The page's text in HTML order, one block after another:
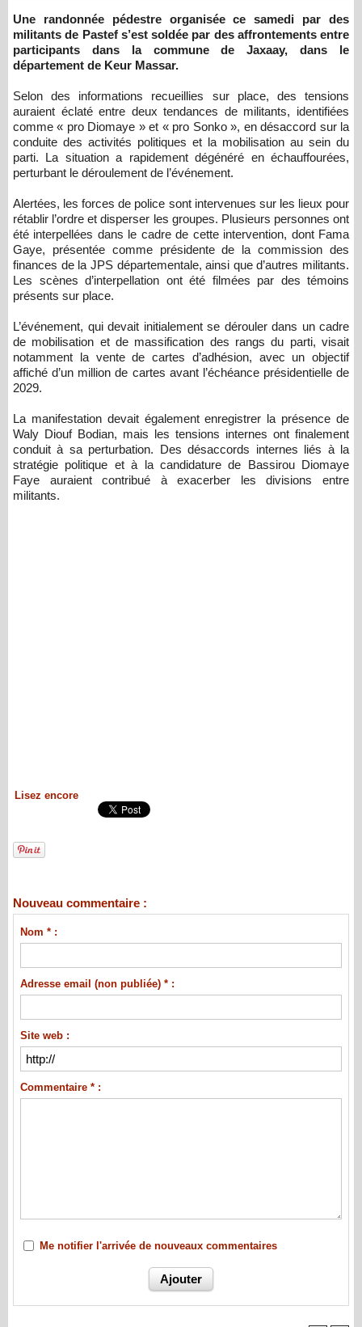
Une randonnée pédestre organisée ce samedi par des
militants de Pastef s’est soldée par des affrontements entre
participants dans la commune de Jaxaay, dans le
département de Keur Massar.
Selon des informations recueillies sur place, des tensions
auraient éclaté entre deux tendances de militants, identifiées
comme « pro Diomaye » et « pro Sonko », en désaccord sur la
conduite des activités politiques et la mobilisation au sein du
parti. La situation a rapidement dégénéré en échauffourées,
perturbant le déroulement de l’événement.
Alertées, les forces de police sont intervenues sur les lieux pour
rétablir l’ordre et disperser les groupes. Plusieurs personnes ont
été interpellées dans le cadre de cette intervention, dont Fama
Gaye, présentée comme présidente de la commission des
finances de la JPS départementale, ainsi que d’autres militants.
Les scènes d’interpellation ont été filmées par des témoins
présents sur place.
L’événement, qui devait initialement se dérouler dans un cadre
de mobilisation et de massification des rangs du parti, visait
notamment la vente de cartes d’adhésion, avec un objectif
affiché d’un million de cartes avant l’échéance présidentielle de
2029.
La manifestation devait également enregistrer la présence de
Waly Diouf Bodian, mais les tensions internes ont finalement
conduit à sa perturbation. Des désaccords internes liés à la
stratégie politique et à la candidature de Bassirou Diomaye
Faye auraient contribué à exacerber les divisions entre
militants.
Lisez encore
Nouveau commentaire :
Nom * :
Adresse email (non publiée) * :
Site web :
Commentaire * :
Me notifier l'arrivée de nouveaux commentaires